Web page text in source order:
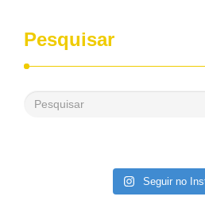
desenvolvimento dos seus
passado, essa Fundação distribuiu
reais, com suas maravilhosas
saneamento básico, em pequenas
Patriota disse ainda que, mesmo
Pesquisar
Seguir no